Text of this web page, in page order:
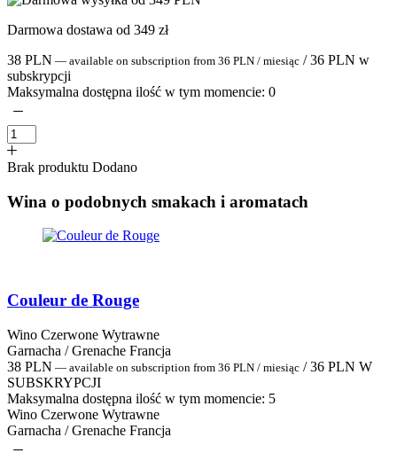
Darmowa dostawa od 349 zł
38 PLN — available on subscription from 36 PLN / miesiąc /36 PLN w
subskrypcji
Maksymalna dostępna ilość w tym momencie: 0
Brak produktu Dodano
Wina o podobnych smakach i aromatach
Couleur de Rouge
Wino Czerwone Wytrawne
Garnacha / Grenache Francja
38 PLN — available on subscription from 36 PLN / miesiąc / 36 PLN W
SUBSKRYPCJI
Maksymalna dostępna ilość w tym momencie: 5
Wino Czerwone Wytrawne
Garnacha / Grenache Francja